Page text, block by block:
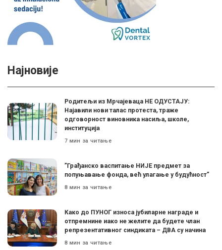
Најновије
Родитељи из Мрчајеваца НЕ ОДУСТАЈУ:
Најавили нови талас протеста, траже
одговорност виновника насиља, школе,
институција
7 мин за читање
”Грађанско васпитање НИЈЕ предмет за
попуњавање фонда, већ улагање у будућност”
8 мин за читање
Како до ПУНОГ износа јубиларне награде и
отпремнине иако не желите да будете члан
репрезентативног синдиката – ДВА су начина
8 мин за читање